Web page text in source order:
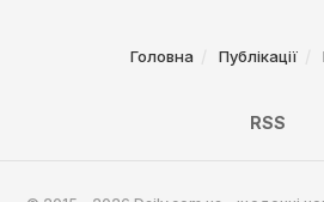
Головна Публікації
RSS